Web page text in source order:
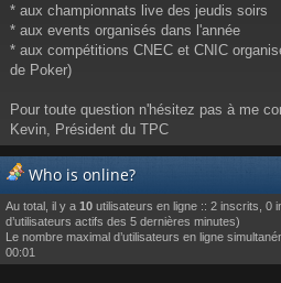
* aux championnats live des jeudis soirs
* aux events organisés dans l'année
* aux compétitions CNEC et CNIC
de Poker)
Pour toute question n'hésitez pas à me
Kevin, Président du TPC
Who is online?
Au total, il y a 10 utilisateurs en ligne :: 2 inscrits, 0
d’utilisateurs actifs des 5 dernières minutes)
Le nombre maximal d’utilisateurs en ligne
00:01